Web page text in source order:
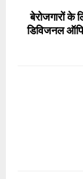
बेरोजगारों के
डिविजनल